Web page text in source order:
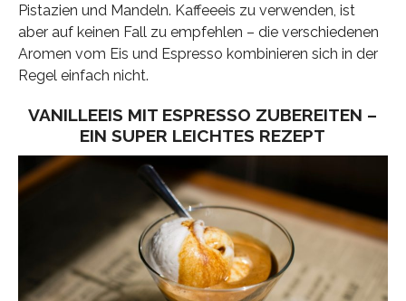
Pistazien und Mandeln. Kaffeeeis zu verwenden, ist
aber auf keinen Fall zu empfehlen – die verschiedenen
Aromen vom Eis und Espresso kombinieren sich in der
Regel einfach nicht.
VANILLEEIS MIT ESPRESSO ZUBEREITEN –
EIN SUPER LEICHTES REZEPT